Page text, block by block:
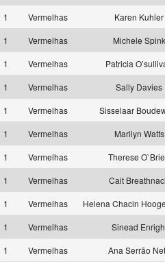
1 Vermelhas
Karen Kuhler
1 Vermelhas
Michele Spink
1 Vermelhas
Patricia
1 Vermelhas
Sally Davies
1 Vermelhas
Sisselaar
1 Vermelhas
Marilyn Watts
1 Vermelhas
Therese
1 Vermelhas
Cait
1 Vermelhas
Helena Chacin
1 Vermelhas
Sinead
1 Vermelhas
Ana Serrão